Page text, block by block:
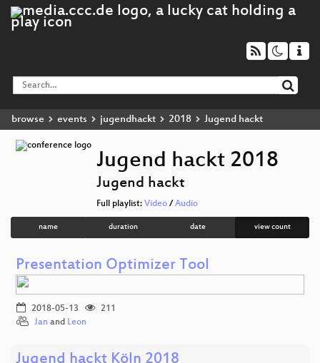
browse events jugendhackt 2018 Jugend hackt
Jugend hackt 2018
Jugend hackt
Full playlist: Video / Audio
name duration date view count
Presentation Optimizer Tool
2018-05-13
211
Jan and Leon